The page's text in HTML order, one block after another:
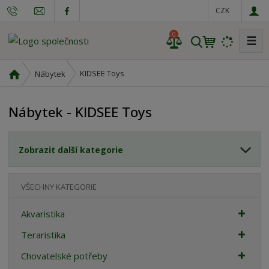
CZK
V
0 ☰
v
d
s
a
a
Nábytek KIDSEE Toys
Nábytek - KIDSEE Toys
Zobrazit další kategorie
VŠECHNY KATEGORIE
Akvaristika
Teraristika
Chovatelské potřeby